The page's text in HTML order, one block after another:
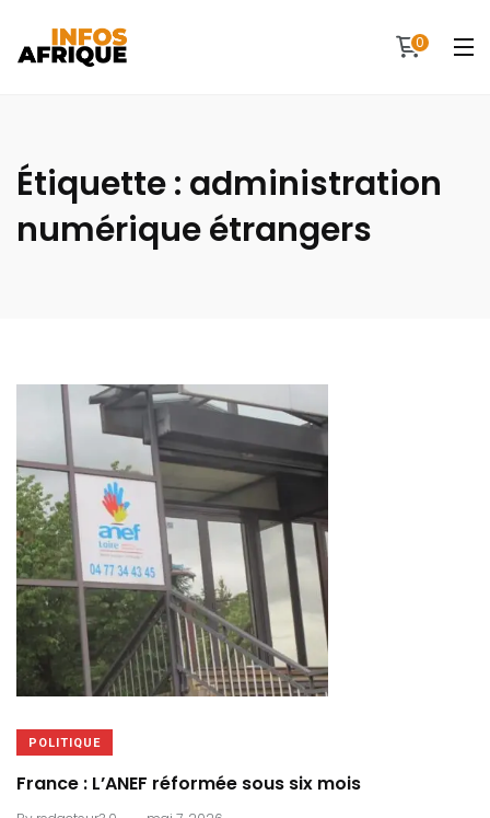
0
Étiquette : administration
numérique étrangers
POLITIQUE
France : L’ANEF réformée sous six mois